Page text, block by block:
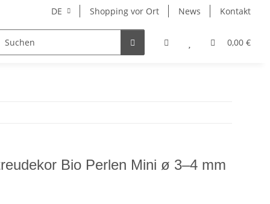
DE Shopping vor Ort News Kontakt
0,00 €
Hersteller
Bio Perlen Mini ø 3–4 mm